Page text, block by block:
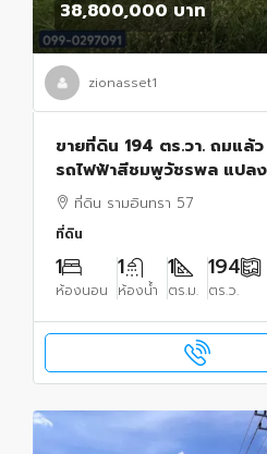
38,800,000 บาท
zionasset1
ขายที่ดิน 194 ตร.วา. ถมแล้
รถไฟฟ้าสีชมพูวัชรพล แปล
ที่ดิน รามอินทรา 57
ที่ดิน
1
ห้องนอน
1
ห้องน้ำ
1
ตร.ม.
194
ตร.ว.